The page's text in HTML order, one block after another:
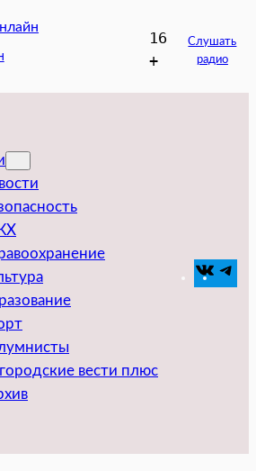
16
+
Слушать
радио
вести плюс
VK